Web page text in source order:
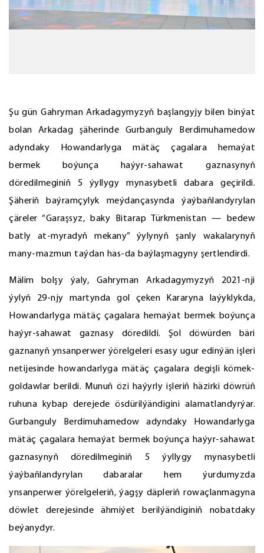
Şu gün Gahryman Arkadagymyzyň başlangyjy bilen binýat
bolan Arkadag şäherinde Gurbanguly Berdimuhamedow
adyndaky Howandarlyga mätäç çagalara hemaýat
bermek boýunça haýyr-sahawat gaznasynyň
döredilmeginiň 5 ýyllygy mynasybetli dabara geçirildi.
Şäheriň baýramçylyk meýdançasynda ýaýbaňlandyrylan
çäreler “Garaşsyz, baky Bitarap Türkmenistan — bedew
batly at-myradyň mekany” ýylynyň şanly wakalarynyň
many-mazmun taýdan has-da baýlaşmagyny şertlendirdi.
Mälim bolşy ýaly, Gahryman Arkadagymyzyň 2021-nji
ýylyň 29-njy martynda gol çeken Kararyna laýyklykda,
Howandarlyga mätäç çagalara hemaýat bermek boýunça
haýyr-sahawat gaznasy döredildi. Şol döwürden bäri
gaznanyň ynsanperwer ýörelgeleri esasy ugur edinýän işleri
netijesinde howandarlyga mätäç çagalara degişli kömek-
goldawlar berildi. Munuň özi haýyrly işleriň häzirki döwrüň
ruhuna kybap derejede ösdürilýändigini alamatlandyrýar.
Gurbanguly Berdimuhamedow adyndaky Howandarlyga
mätäç çagalara hemaýat bermek boýunça haýyr-sahawat
gaznasynyň döredilmeginiň 5 ýyllygy mynasybetli
ýaýbaňlandyrylan dabaralar hem ýurdumyzda
ynsanperwer ýörelgeleriň, ýagşy däpleriň rowaçlanmagyna
döwlet derejesinde ähmiýet berilýändiginiň nobatdaky
beýanydyr.